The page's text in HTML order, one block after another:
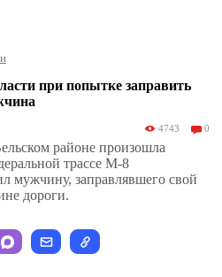
при попытке заправить
4743 0
районе произошла
трассе М-8
мужчину, заправлявшего свой
дороги.